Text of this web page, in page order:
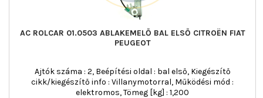
AC ROLCAR 01.0503 ABLAKEMELŐ BAL ELSŐ CITROËN FIAT
PEUGEOT
Ajtók száma : 2, Beépítési oldal : bal első, Kiegészítő
cikk/kiegészítő info : Villanymotorral, Működési mód :
elektromos, Tömeg [kg] : 1,200